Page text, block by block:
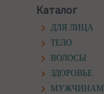
Каталог
ДЛЯ ЛИЦА
ТЕЛО
ВОЛОСЫ
ЗДОРОВЬЕ
МУЖЧИНАМ